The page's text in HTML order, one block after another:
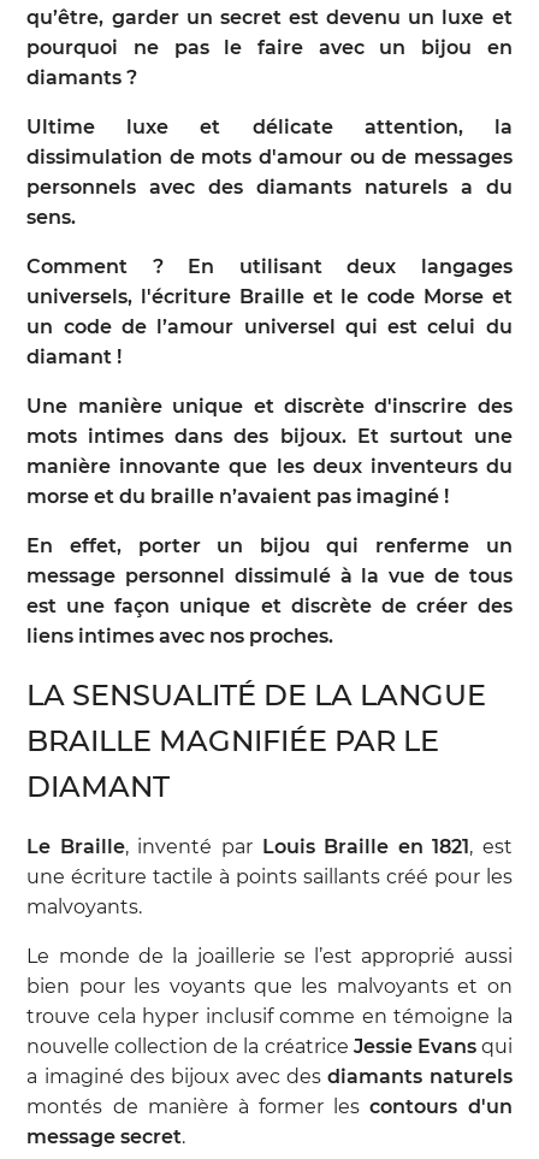
qu’être, garder un secret est devenu un luxe et
pourquoi ne pas le faire avec un bijou en
diamants ?
Ultime luxe et délicate attention, la
dissimulation de mots d'amour ou de messages
personnels avec des diamants naturels a du
sens.
Comment ? En utilisant deux langages
universels, l'écriture Braille et le code Morse et
un code de l’amour universel qui est celui du
diamant !
Une manière unique et discrète d'inscrire des
mots intimes dans des bijoux. Et surtout une
manière innovante que les deux inventeurs du
morse et du braille n’avaient pas imaginé !
En effet, porter un bijou qui renferme un
message personnel dissimulé à la vue de tous
est une façon unique et discrète de créer des
liens intimes avec nos proches.
LA SENSUALITÉ DE LA LANGUE
BRAILLE MAGNIFIÉE PAR LE
DIAMANT
Le Braille, inventé par Louis Braille en 1821, est
une écriture tactile à points saillants créé pour les
malvoyants.
Le monde de la joaillerie se l’est approprié aussi
bien pour les voyants que les malvoyants et on
trouve cela hyper inclusif comme en témoigne la
nouvelle collection de la créatrice Jessie Evansqui
a imaginé des bijoux avec desdiamants naturels
montés de manière à former lescontours d'un
message secret.